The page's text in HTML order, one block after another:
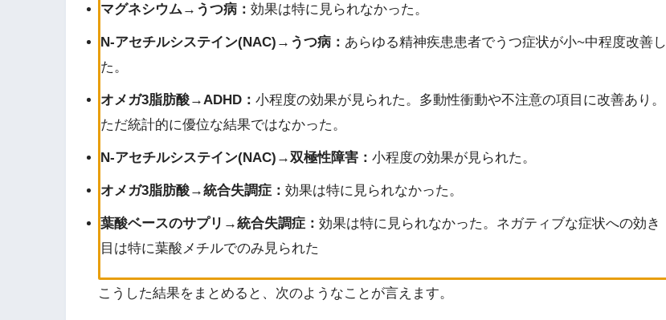
マグネシウム→うつ病： 効果は特に見られなかった。
N-アセチルシステイン(NAC)→うつ病： あらゆる精神疾患患者でうつ症状が小~中程度改善し
た。
オメガ3脂肪酸→ADHD： 小程度の効果が見られた。多動性衝動や不注意の項目に改善あり。
ただ統計的に優位な結果ではなかった。
N-アセチルシステイン(NAC)→双極性障害： 小程度の効果が見られた。
オメガ3脂肪酸→統合失調症： 効果は特に見られなかった。
葉酸ベースのサプリ→統合失調症： 効果は特に見られなかった。ネガティブな症状への効き
目は特に葉酸メチルでのみ見られた
こうした結果をまとめると、次のようなことが言えます。